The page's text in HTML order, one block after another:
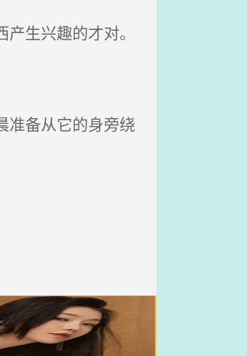
生兴趣的才对。
准备从它的身旁绕